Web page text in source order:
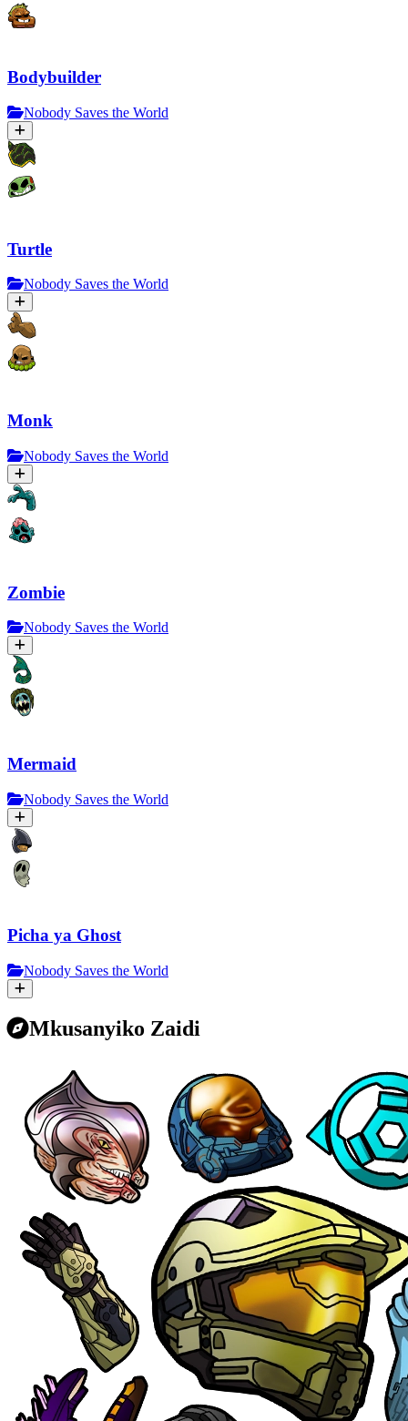
Bodybuilder
Nobody Saves the World
Turtle
Nobody Saves the World
Monk
Nobody Saves the World
Zombie
Nobody Saves the World
Mermaid
Nobody Saves the World
Picha ya Ghost
Nobody Saves the World
Mkusanyiko Zaidi